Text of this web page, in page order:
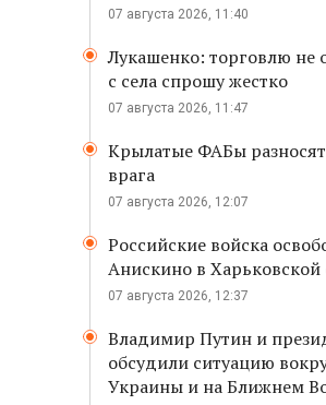
07 августа 2026, 11:40
Лукашенко: торговлю не
с села спрошу жестко
07 августа 2026, 11:47
Крылатые ФАБы
врага
07 августа 2026, 12:07
Российские войска
Анискино в Харьковской
07 августа 2026, 12:37
Владимир Путин и
обсудили ситуацию
Украины и на Ближнем